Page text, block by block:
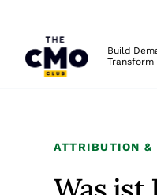
Build
Transform
ATTRIBUTION &